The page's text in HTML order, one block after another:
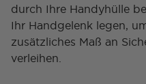
durch Ihre Handyhülle
Ihr Handgelenk legen,
zusätzliches Maß an
verleihen.